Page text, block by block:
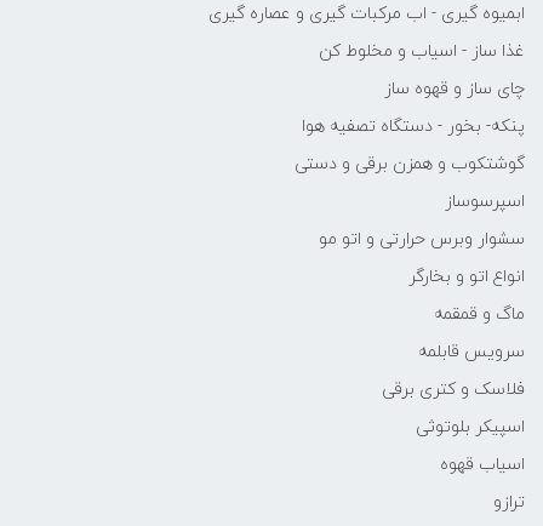
ابمیوه گیری - اب مرکبات گیری و عصاره گیری
غذا ساز - اسیاب و مخلوط کن
چای ساز و قهوه ساز
پنکه- بخور - دستگاه تصفیه هوا
گوشتکوب و همزن برقی و دستی
اسپرسوساز
سشوار وبرس حرارتی و اتو مو
انواع اتو و بخارگر
ماگ و قمقمه
سرویس قابلمه
فلاسک و کتری برقی
اسپیکر بلوتوثی
اسیاب قهوه
ترازو